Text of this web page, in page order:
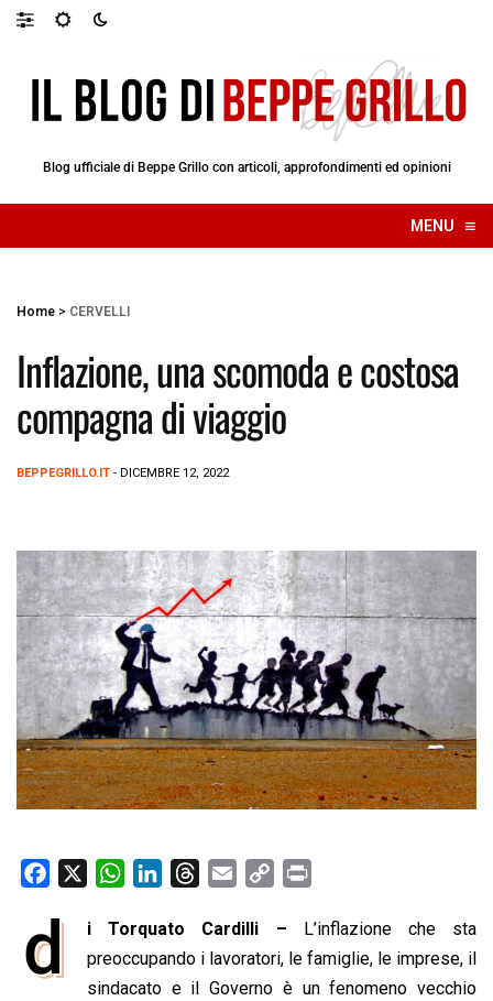
Blog ufficiale di Beppe Grillo con articoli, approfondimenti ed opinioni
MENU ≡
☰
Home > CERVELLI
Inflazione, una scomoda e costosa
compagna di viaggio
BEPPEGRILLO.IT - DICEMBRE 12, 2022
e
W
a
t
s
n
k
r
e
a
i
l
p
y
L
i
n
t
d i Torquato Cardilli – L’inflazione che sta
preoccupando i lavoratori, le famiglie, le imprese, il
sindacato e il Governo è un fenomeno vecchio